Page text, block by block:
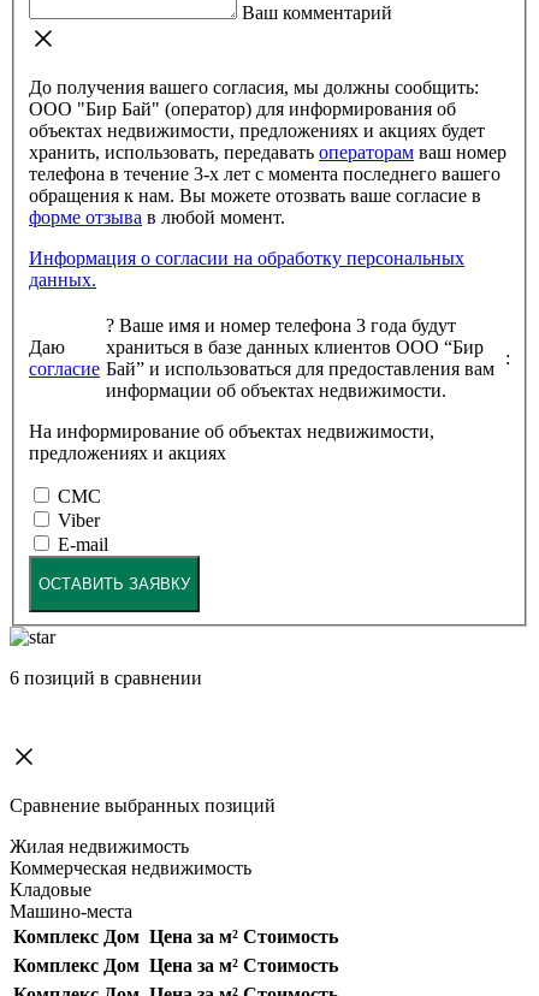
Ваш комментарий
До получения вашего согласия, мы должны сообщить:
ООО "Бир Бай" (оператор) для информирования об
объектах недвижимости, предложениях и акциях будет
хранить, использовать, передавать операторам
телефона в течение 3-х лет с момента последнего вашего
обращения к нам. Вы можете отозвать ваше согласие в
форме отзыва
в любой момент.
Информация о согласии на обработку персональных
данных.
Даю
согласие
? Ваше имя и номер телефона 3 года будут
храниться в базе данных клиентов ООО “Бир
Бай” и использоваться для предоставления вам
информации об объектах недвижимости.
:
На информирование об объектах недвижимости,
предложениях и акциях
СМС
Viber
E-mail
ОСТАВИТЬ ЗАЯВКУ
6 позиций в сравнении
Сравнение выбранных позиций
Жилая недвижимость
Коммерческая недвижимость
Кладовые
Машино-места
Комплекс Дом Цена за м² Стоимость
Комплекс Дом Цена за м² Стоимость